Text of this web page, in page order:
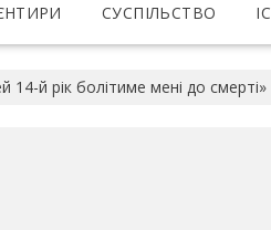
СУСПІЛЬСТВО
14-й рік болітиме мені до смерті»